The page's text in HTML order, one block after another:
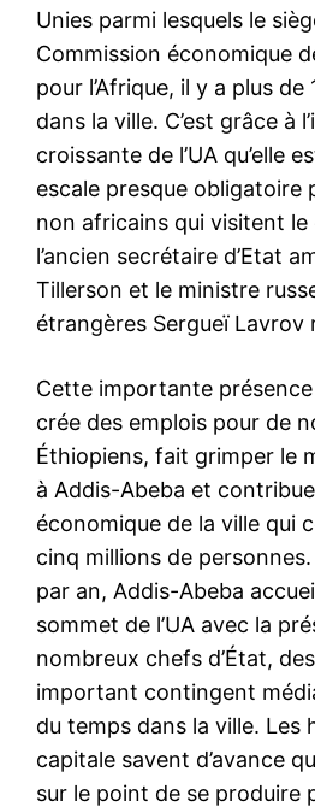
Unies parmi lesquels le
Commission économique
pour l’Afrique, il y a plus de
dans la ville. C’est grâce à
croissante de l’UA qu’elle
escale presque obligatoire
non africains qui visitent
l’ancien secrétaire d’Etat
Tillerson et le ministre
étrangères Sergueï Lavrov
Cette importante
crée des emplois pour de
Éthiopiens, fait grimper le
à Addis-Abeba et
économique de la ville qui
cinq millions de
par an, Addis-Abeba
sommet de l’UA avec la
nombreux chefs d’État,
important contingent
du temps dans la ville. Les
capitale savent d’avance
sur le point de se produire